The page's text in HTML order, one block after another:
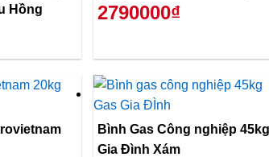
Hồng
2790000₫
Bình Gas Công nghiệp 45kg
Gia Đình Xám